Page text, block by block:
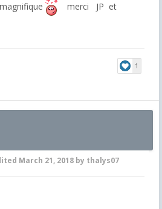
merci JP et
1
March 21, 2018 by thalys07